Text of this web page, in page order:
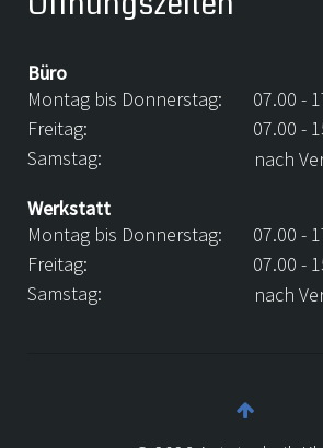
Büro
Montag bis Donnerstag:
07.00 -
Freitag:
07.00 -
Samstag:
nach
Werkstatt
Montag bis Donnerstag:
07.00 -
Freitag:
07.00 -
Samstag:
nach